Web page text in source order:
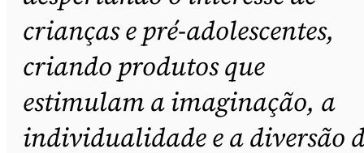
crianças e pré-adolescentes,
criando produtos que
estimulam a imaginação, a
individualidade e a diversão